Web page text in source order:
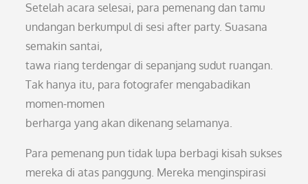
Setelah acara selesai, para pemenang dan tamu
undangan berkumpul di sesi after party. Suasana
semakin santai,
tawa riang terdengar di sepanjang sudut ruangan.
Tak hanya itu, para fotografer mengabadikan
momen-momen
berharga yang akan dikenang selamanya.
Para pemenang pun tidak lupa berbagi kisah sukses
mereka di atas panggung. Mereka menginspirasi